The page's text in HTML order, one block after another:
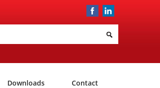
Downloads Contact